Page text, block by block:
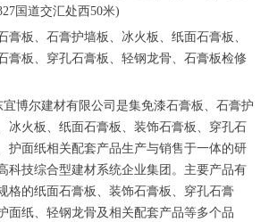
国道交汇处西50米)
膏板、石膏护墙板、冰火板、纸面石膏板、
膏板、穿孔石膏板、轻钢龙骨、石膏板检修
冰火板、纸面石膏板、装饰石膏板、穿孔石
护面纸相关配套产品生产与销售于一体的研
科技综合型建材系统企业集团。主要产品有
格的纸面石膏板、装饰石膏板、穿孔石膏
面纸、轻钢龙骨及相关配套产品等多个品